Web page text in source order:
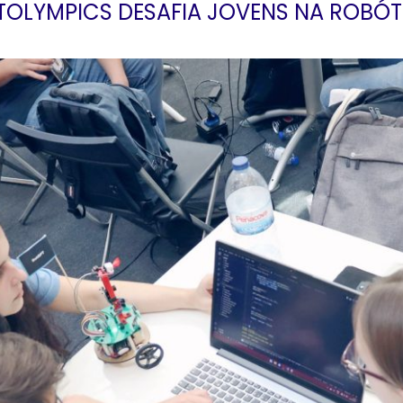
DESAFIA JOVENS NA